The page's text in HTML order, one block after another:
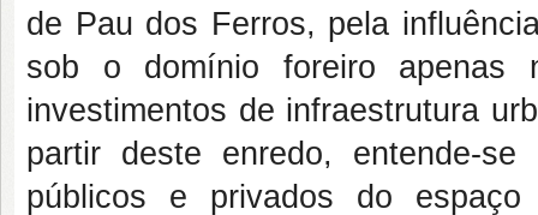
de Pau dos Ferros, pela
sob o domínio foreiro apenas
investimentos de infraestrutura
partir deste enredo, entende-
públicos e privados do